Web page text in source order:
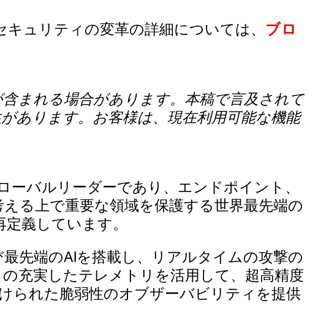
ュリティの変革の詳細については、 ブロ
まれる場合があります。本稿で言及されて
あります。お客様は、現在利用可能な機能
ーバルリーダーであり、エンドポイント、
る上で重要な領域を保護する世界最先端の
義しています。
最先端のAIを搭載し、リアルタイムの攻撃の
充実したテレメトリを活用して、超高精度
られた脆弱性のオブザーバビリティを提供